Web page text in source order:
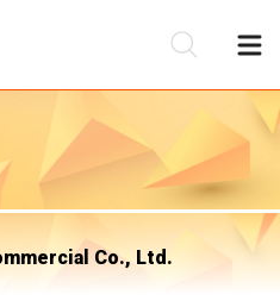
Co., Ltd.